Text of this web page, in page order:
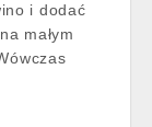
i dodać
małym